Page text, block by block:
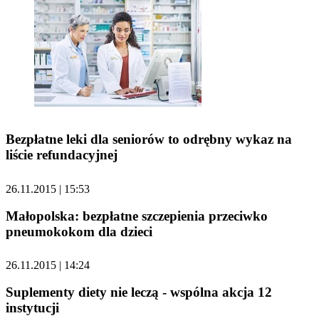
Bezpłatne leki dla seniorów to odrębny wykaz na
liście refundacyjnej
26.11.2015 | 15:53
Małopolska: bezpłatne szczepienia przeciwko
pneumokokom dla dzieci
26.11.2015 | 14:24
Suplementy diety nie leczą - wspólna akcja 12
instytucji